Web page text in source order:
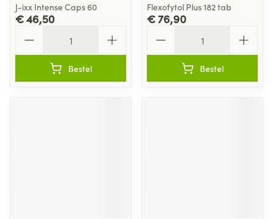
J-ixx Intense Caps 60
€ 46,50
Bestel
Flexofytol Plus 182 tab
€ 76,90
Bestel